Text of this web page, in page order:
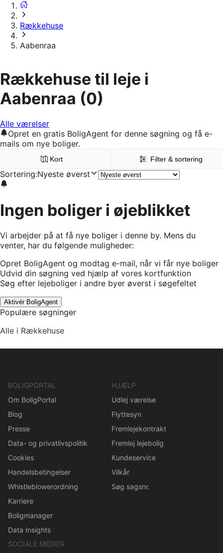
Rækkehuse
Aabenraa
Rækkehuse til leje i
Aabenraa (0)
Alle værelser
Opret en gratis BoligAgent for denne søgning og få e-
mails om nye boliger.
Kort Filter & sortering
Sortering:Nyeste øverst
Ingen boliger i øjeblikket
Vi arbejder på at få nye boliger i denne by. Mens du
venter, har du følgende muligheder:
Opret BoligAgent og modtag e-mail, når vi får nye boliger
Udvid din søgning ved hjælp af vores kortfunktion
Søg efter lejeboliger i andre byer øverst i søgefeltet
Aktivér BoligAgent
Populære søgninger
Alle i Rækkehuse
BOLIGPORTAL
Om BoligPortal
Blog
Presse
Data- og privatlivspolitik
Cookies
Handelsbetingelser
Whistleblowerordning
Karriere
Boligmanager
Data Insights
HJÆLP
Udlej værelse
Flyttesyn
Fremlejekontrakt
Fremlej lejebolig
Kundeservice
Vilkår
Søg sagsnr.
SOCIALE MEDIER